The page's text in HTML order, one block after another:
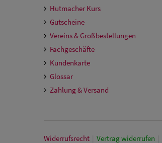
Hutmacher Kurs
Gutscheine
Vereins & Großbestellungen
Fachgeschäfte
Kundenkarte
Glossar
Zahlung & Versand
Widerrufs­recht Vertrag widerrufen